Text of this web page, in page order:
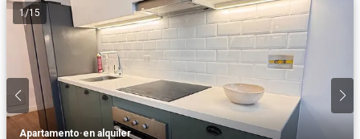
1/15
Apartamento·en alquiler